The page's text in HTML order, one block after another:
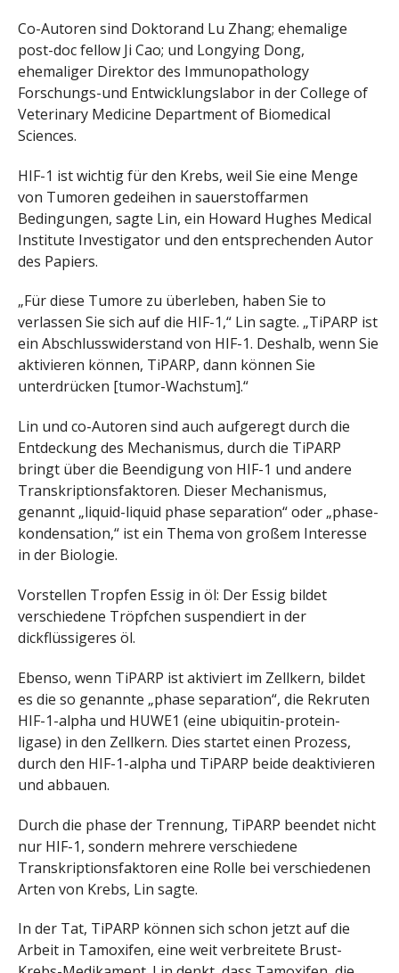
Co-Autoren sind Doktorand Lu Zhang; ehemalige
post-doc fellow Ji Cao; und Longying Dong,
ehemaliger Direktor des Immunopathology
Forschungs-und Entwicklungslabor in der College of
Veterinary Medicine Department of Biomedical
Sciences.
HIF-1 ist wichtig für den Krebs, weil Sie eine Menge
von Tumoren gedeihen in sauerstoffarmen
Bedingungen, sagte Lin, ein Howard Hughes Medical
Institute Investigator und den entsprechenden Autor
des Papiers.
„Für diese Tumore zu überleben, haben Sie to
verlassen Sie sich auf die HIF-1,“ Lin sagte. „TiPARP ist
ein Abschlusswiderstand von HIF-1. Deshalb, wenn Sie
aktivieren können, TiPARP, dann können Sie
unterdrücken [tumor-Wachstum].“
Lin und co-Autoren sind auch aufgeregt durch die
Entdeckung des Mechanismus, durch die TiPARP
bringt über die Beendigung von HIF-1 und andere
Transkriptionsfaktoren. Dieser Mechanismus,
genannt „liquid-liquid phase separation“ oder „phase-
kondensation,“ ist ein Thema von großem Interesse
in der Biologie.
Vorstellen Tropfen Essig in öl: Der Essig bildet
verschiedene Tröpfchen suspendiert in der
dickflüssigeres öl.
Ebenso, wenn TiPARP ist aktiviert im Zellkern, bildet
es die so genannte „phase separation“, die Rekruten
HIF-1-alpha und HUWE1 (eine ubiquitin-protein-
ligase) in den Zellkern. Dies startet einen Prozess,
durch den HIF-1-alpha und TiPARP beide deaktivieren
und abbauen.
Durch die phase der Trennung, TiPARP beendet nicht
nur HIF-1, sondern mehrere verschiedene
Transkriptionsfaktoren eine Rolle bei verschiedenen
Arten von Krebs, Lin sagte.
In der Tat, TiPARP können sich schon jetzt auf die
Arbeit in Tamoxifen, eine weit verbreitete Brust-